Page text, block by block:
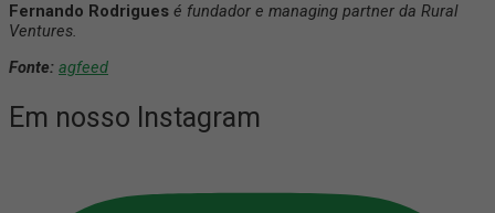
Fernando Rodrigues é fundador e managing partner da Rural
Ventures.
Fonte: agfeed
Em nosso Instagram